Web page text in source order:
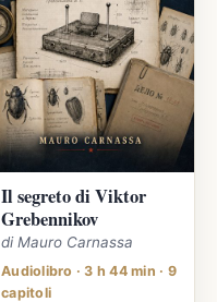
Il segreto di Viktor
Grebennikov
di Mauro Carnassa
Audiolibro · 3 h 44 min · 9
capitoli